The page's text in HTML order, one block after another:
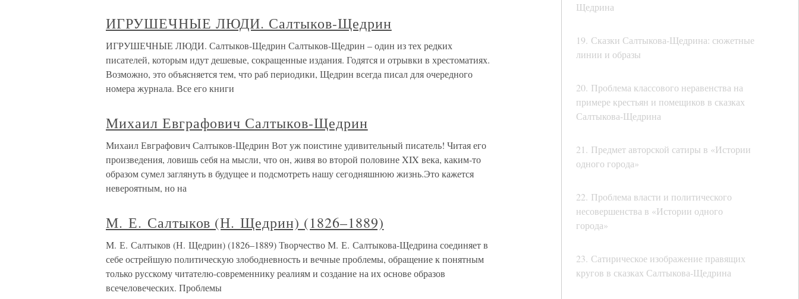
Щедрина
19. Сказки Салтыкова-Щедрина: сюжетные
линии и образы
20. Проблема классового неравенства на
примере крестьян и помещиков в сказках
Салтыкова-Щедрина
21. Предмет авторской сатиры в «Истории
одного города»
22. Проблема власти и политического
несовершенства в «Истории одного
города»
23. Сатирическое изображение правящих
кругов в сказках Салтыкова-Щедрина
ИГРУШЕЧНЫЕ ЛЮДИ. Салтыков-Щедрин
ИГРУШЕЧНЫЕ ЛЮДИ. Салтыков-Щедрин Салтыков-Щедрин – один из тех редких
писателей, которым идут дешевые, сокращенные издания. Годятся и отрывки в хрестоматиях.
Возможно, это объясняется тем, что раб периодики, Щедрин всегда писал для очередного
номера журнала. Все его книги
Михаил Евграфович Салтыков-Щедрин
Михаил Евграфович Салтыков-Щедрин Вот уж поистине удивительный писатель! Читая его
произведения, ловишь себя на мысли, что он, живя во второй половине XIX века, каким-то
образом сумел заглянуть в будущее и подсмотреть нашу сегодняшнюю жизнь.Это кажется
невероятным, но на
М. Е. Салтыков (Н. Щедрин) (1826–1889)
М. Е. Салтыков (Н. Щедрин) (1826–1889) Творчество М. Е. Салтыкова-Щедрина соединяет в
себе острейшую политическую злободневность и вечные проблемы, обращение к понятным
только русскому читателю-современнику реалиям и создание на их основе образов
всечеловеческих. Проблемы